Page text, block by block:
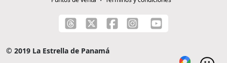
© 2019 La Estrella de Panamá